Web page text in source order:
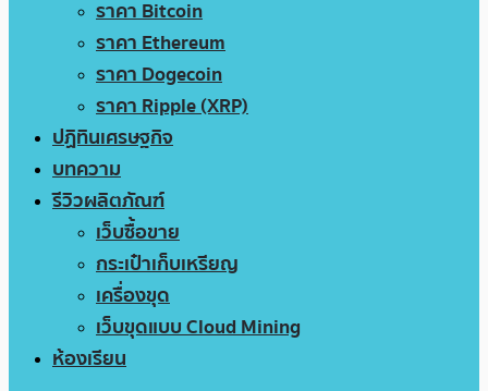
ราคา Bitcoin
ราคา Ethereum
ราคา Dogecoin
ราคา Ripple (XRP)
ปฏิทินเศรษฐกิจ
บทความ
รีวิวผลิตภัณฑ์
เว็บซื้อขาย
กระเป๋าเก็บเหรียญ
เครื่องขุด
เว็บขุดแบบ Cloud Mining
ห้องเรียน